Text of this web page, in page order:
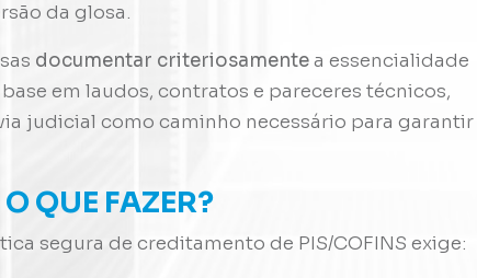
da glosa.
documentar criteriosamentea essencialidade
em laudos, contratos e pareceres técnicos,
judicial como caminho necessário para garantir
QUE FAZER?
segura de creditamento de PIS/COFINS exige: